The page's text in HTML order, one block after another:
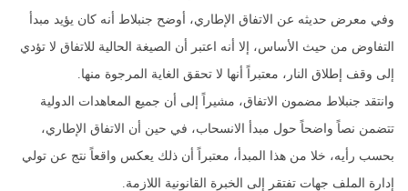
وفي معرض حديثه عن الاتفاق الإطاري، أوضح جنبلاط أنه كان يؤيد مبدأ
التفاوض من حيث الأساس، إلا أنه اعتبر أن الصيغة الحالية للاتفاق لا تؤدي
إلى وقف إطلاق النار، معتبراً أنها لا تحقق الغاية المرجوة منها.
وانتقد جنبلاط مضمون الاتفاق، مشيراً إلى أن جميع المعاهدات الدولية
تتضمن نصاً واضحاً حول مبدأ الانسحاب، في حين أن الاتفاق الإطاري،
بحسب رأيه، خلا من هذا المبدأ، معتبراً أن ذلك يعكس واقعاً نتج عن تولي
إدارة الملف جهات تفتقر إلى الخبرة القانونية اللازمة.